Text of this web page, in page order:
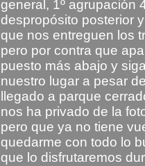
general, 1º agrupación
despropósito posterior
que nos entreguen los
pero por contra que
puesto más abajo y
nuestro lugar a pesar
llegado a parque
nos ha privado de la
pero que ya no tiene
quedarme con todo lo
que lo disfrutaremos